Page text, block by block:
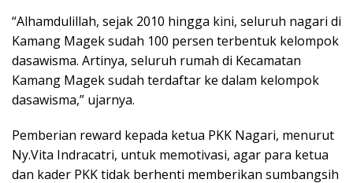
“Alhamdulillah, sejak 2010 hingga kini, seluruh nagari di
Kamang Magek sudah 100 persen terbentuk kelompok
dasawisma. Artinya, seluruh rumah di Kecamatan
Kamang Magek sudah terdaftar ke dalam kelompok
dasawisma,” ujarnya.
Pemberian reward kepada ketua PKK Nagari, menurut
Ny.Vita Indracatri, untuk memotivasi, agar para ketua
dan kader PKK tidak berhenti memberikan sumbangsih